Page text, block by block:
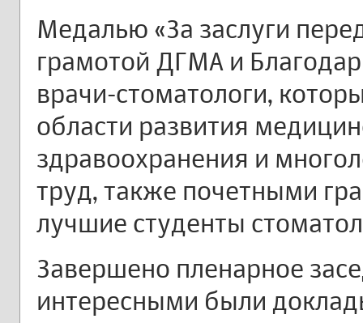
Медалью «За заслуги
грамотой ДГМА и
врачи-стоматологи,
области развития
здравоохранения и
труд, также почетными
лучшие студенты
Завершено пленарное
интересными были